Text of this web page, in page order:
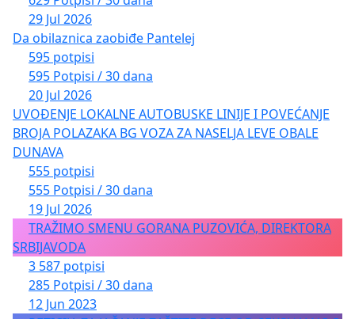
29 Jul 2026
Da obilaznica zaobiđe Pantelej
595 potpisi
595 Potpisi / 30 dana
20 Jul 2026
UVOĐENJE LOKALNE AUTOBUSKE LINIJE I POVEĆANJE
BROJA POLAZAKA BG VOZA ZA NASELJA LEVE OBALE
DUNAVA
555 potpisi
555 Potpisi / 30 dana
19 Jul 2026
TRAŽIMO SMENU GORANA PUZOVIĆA, DIREKTORA
SRBIJAVODA
3 587 potpisi
285 Potpisi / 30 dana
12 Jun 2023